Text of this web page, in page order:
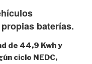
baterías.
de 44,9 Kwh y
ciclo NEDC,